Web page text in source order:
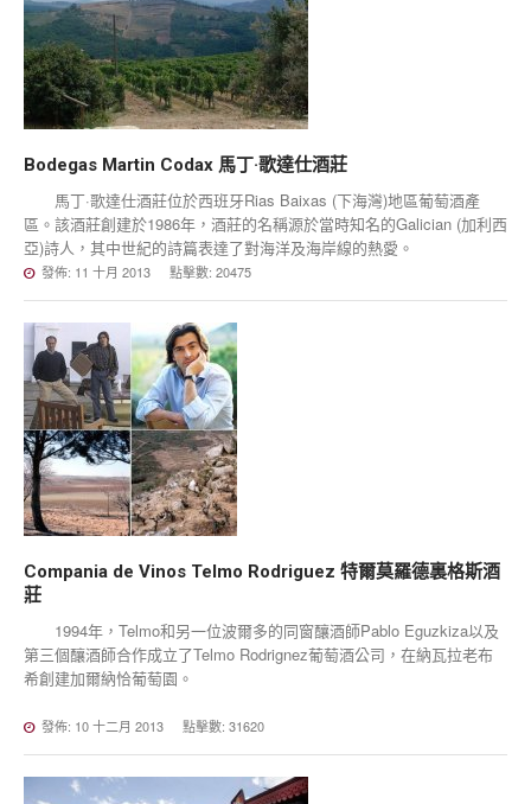
Bodegas Martin Codax 馬丁·歌達仕酒莊
馬丁·歌達仕酒莊位於西班牙Rias Baixas (下海灣)地區葡萄酒產
區。該酒莊創建於1986年，酒莊的名稱源於當時知名的Galician (加利西
亞)詩人，其中世紀的詩篇表達了對海洋及海岸線的熱愛。
發佈: 11 十月 2013 點擊數: 20475
Compania de Vinos Telmo Rodriguez 特爾莫羅德裏格斯酒
莊
1994年，Telmo和另一位波爾多的同窗釀酒師Pablo Eguzkiza以及
第三個釀酒師合作成立了Telmo Rodrignez葡萄酒公司，在納瓦拉老布
希創建加爾納恰葡萄園。
發佈: 10 十二月 2013 點擊數: 31620